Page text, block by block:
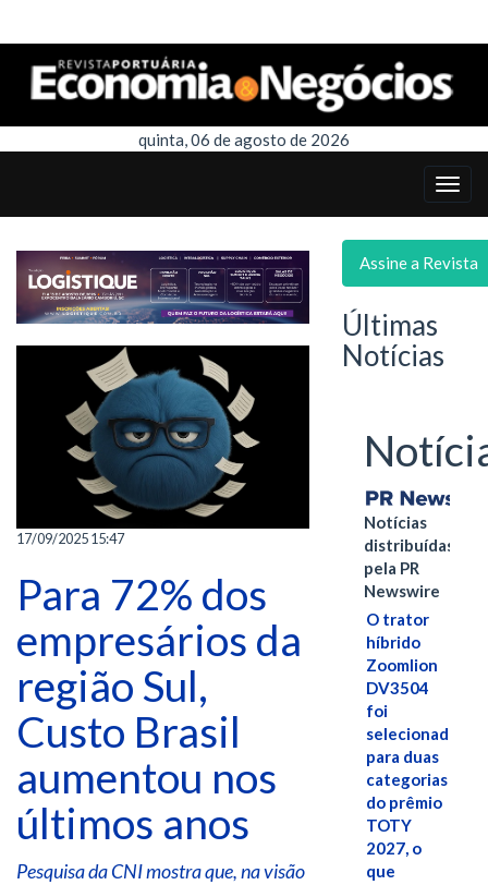
quinta, 06 de agosto de 2026
17/09/2025 15:47
Para 72% dos
empresários da
região Sul,
Custo Brasil
aumentou nos
últimos anos
Pesquisa da CNI mostra que, na visão
Assine a Revista
Últimas
Notícias
Notícias
distribuídas
pela PR
Newswire
O trator
híbrido
Zoomlion
DV3504
foi
selecionado
para duas
categorias
do prêmio
TOTY
2027, o
que